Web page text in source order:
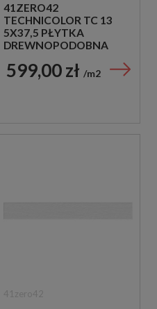
41ZERO42
TECHNICOLOR TC 13
5X37,5 PŁYTKA
DREWNOPODOBNA
599,00 zł m2